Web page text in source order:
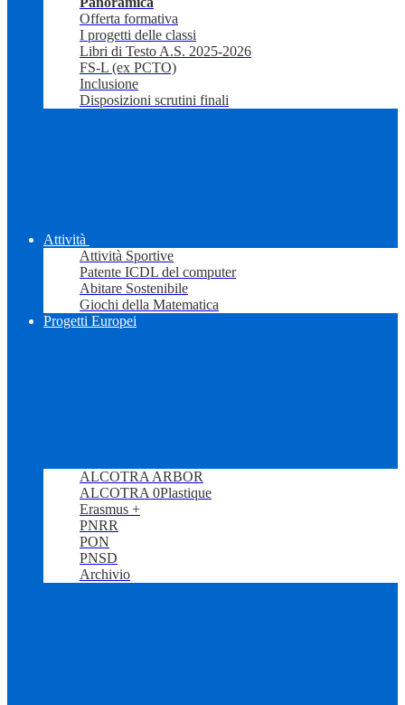
Offerta formativa
I progetti delle classi
Libri di Testo A.S. 2025-2026
FS-L (ex PCTO)
Inclusione
Disposizioni scrutini finali
Attività
Attività Sportive
Patente ICDL del computer
Abitare Sostenibile
Giochi della Matematica
Progetti Europei
ALCOTRA ARBOR
ALCOTRA 0Plastique
Erasmus +
PNRR
PON
PNSD
Archivio